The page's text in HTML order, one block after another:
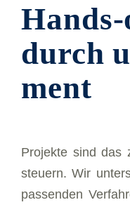
durch
ment
Pro­jek­te sind das
steu­ern. Wir
pas­sen­den